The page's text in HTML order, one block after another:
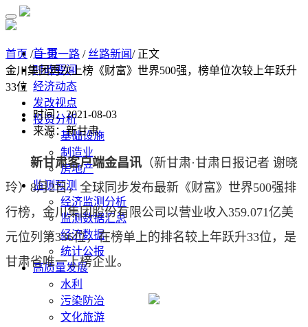
首 页
时政要闻
经济动态
发改视点
投资分析
基础设施
制造业
房地产
监测预测
经济监测分析
监测数据汇总
经济数据
统计公报
高质量发展
水利
污染防治
文化旅游
首页 /一带一路 / 丝路新闻/ 正文
金川集团再次上榜《财富》世界500强，榜单位次较上年跃升
33位
时间：2021-08-03
来源：新甘肃
新甘肃客户端金昌讯 （新甘肃·甘肃日报记者 谢晓
玲）8月2日，全球同步发布最新《财富》世界500强排
行榜，金川集团股份有限公司以营业收入359.071亿美
元位列第336位，在榜单上的排名较上年跃升33位，是
甘肃省唯一上榜企业。